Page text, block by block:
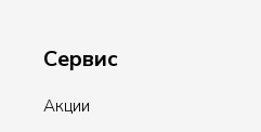
Сервис
Акции